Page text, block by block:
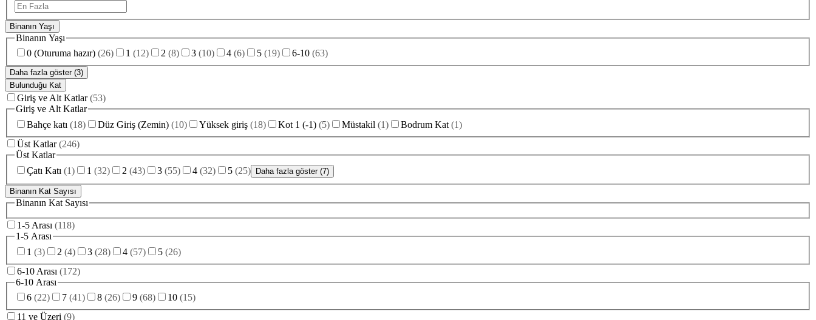
Binanın Yaşı
Binanın Yaşı
0 (Oturuma hazır) (26) 1 (12) 2 (8) 3 (10) 4 (6) 5 (19) 6-10 (63)
Daha fazla göster (3)
Bulunduğu Kat
Giriş ve Alt Katlar (53)
Giriş ve Alt Katlar
Bahçe katı (18) Düz Giriş (Zemin) (10) Yüksek giriş (18) Kot 1 (-1) (5) Müstakil (1) Bodrum Kat (1)
Üst Katlar (246)
Üst Katlar
Çatı Katı (1) 1 (32) 2 (43) 3 (55) 4 (32) 5 (25) Daha fazla göster (7)
Binanın Kat Sayısı
Binanın Kat Sayısı
1-5 Arası (118)
1-5 Arası
1 (3) 2 (4) 3 (28) 4 (57) 5 (26)
6-10 Arası (172)
6-10 Arası
6 (22) 7 (41) 8 (26) 9 (68) 10 (15)
11 ve Üzeri (9)